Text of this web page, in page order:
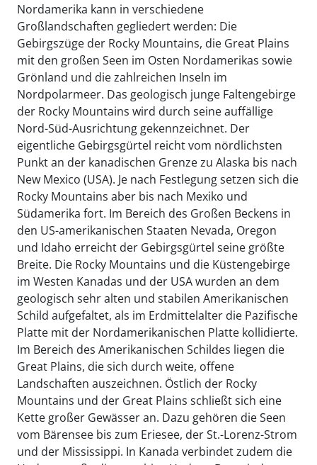
Nordamerika kann in verschiedene
Großlandschaften gegliedert werden: Die
Gebirgszüge der Rocky Mountains, die Great Plains
mit den großen Seen im Osten Nordamerikas sowie
Grönland und die zahlreichen Inseln im
Nordpolarmeer. Das geologisch junge Faltengebirge
der Rocky Mountains wird durch seine auffällige
Nord-Süd-Ausrichtung gekennzeichnet. Der
eigentliche Gebirgsgürtel reicht vom nördlichsten
Punkt an der kanadischen Grenze zu Alaska bis nach
New Mexico (USA). Je nach Festlegung setzen sich die
Rocky Mountains aber bis nach Mexiko und
Südamerika fort. Im Bereich des Großen Beckens in
den US-amerikanischen Staaten Nevada, Oregon
und Idaho erreicht der Gebirgsgürtel seine größte
Breite. Die Rocky Mountains und die Küstengebirge
im Westen Kanadas und der USA wurden an dem
geologisch sehr alten und stabilen Amerikanischen
Schild aufgefaltet, als im Erdmittelalter die Pazifische
Platte mit der Nordamerikanischen Platte kollidierte.
Im Bereich des Amerikanischen Schildes liegen die
Great Plains, die sich durch weite, offene
Landschaften auszeichnen. Östlich der Rocky
Mountains und der Great Plains schließt sich eine
Kette großer Gewässer an. Dazu gehören die Seen
vom Bärensee bis zum Eriesee, der St.-Lorenz-Strom
und der Mississippi. In Kanada verbindet zudem die